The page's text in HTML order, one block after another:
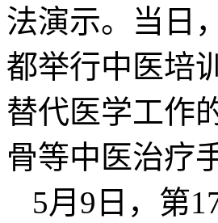
法演示。当日
都举行中医培
替代医学工作
骨等中医治疗
5月9日，第